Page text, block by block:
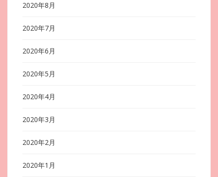
2020年8月
2020年7月
2020年6月
2020年5月
2020年4月
2020年3月
2020年2月
2020年1月